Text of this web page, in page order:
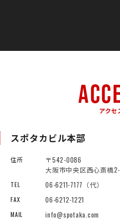
アクセ
スポタカビル本部
住所
〒542-0086
大阪市中央区西心斎橋
TEL 06-6211-7177（代）
FAX 06-6212-1221
MAIL info@spotaka.com